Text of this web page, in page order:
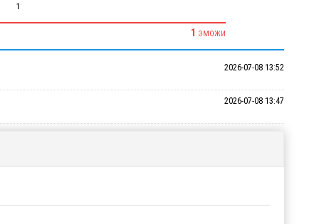
1
1 ЭМОЖИ
2026-07-08 13:52
2026-07-08 13:47